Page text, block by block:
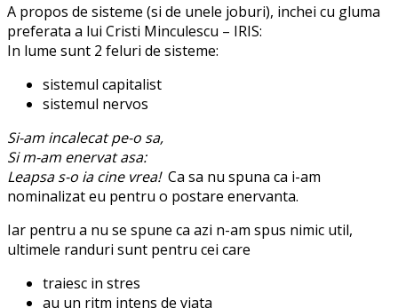
A propos de sisteme (si de unele joburi), inchei cu gluma
preferata a lui Cristi Minculescu – IRIS:
In lume sunt 2 feluri de sisteme:
sistemul capitalist
sistemul nervos
Si-am incalecat pe-o sa,
Si m-am enervat asa:
Leapsa s-o ia cine vrea!Ca sa nu spuna ca i-am
nominalizat eu pentru o postare enervanta.
Iar pentru a nu se spune ca azi n-am spus nimic util,
ultimele randuri sunt pentru cei care
traiesc in stres
au un ritm intens de viata